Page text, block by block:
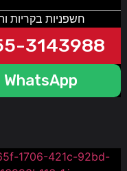
חשפניות בקריות
3143988
WhatsApp